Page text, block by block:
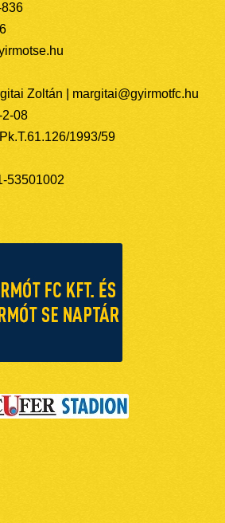
Zoltán | margitai@gyirmotfc.hu
08
1993/59
53501002